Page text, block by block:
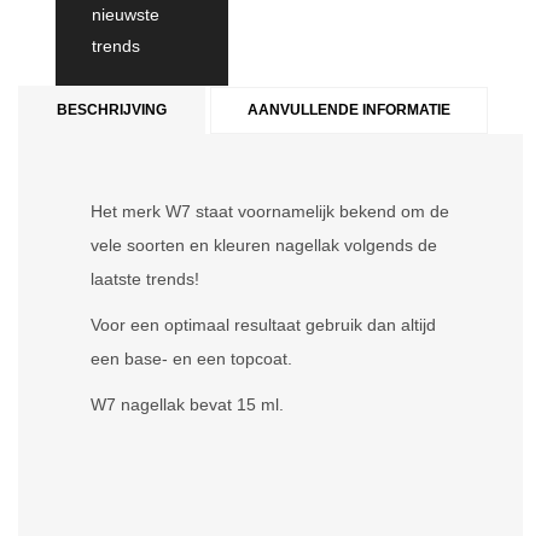
nieuwste
trends
BESCHRIJVING AANVULLENDE INFORMATIE
Het merk W7 staat voornamelijk bekend om de
vele soorten en kleuren nagellak volgends de
laatste trends!
Voor een optimaal resultaat gebruik dan altijd
een base- en een topcoat.
W7 nagellak bevat 15 ml.